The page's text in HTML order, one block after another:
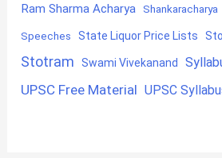
Ram Sharma Acharya Shankaracharya
Speeches State Liquor Price Lists
Stotram Swami Vivekanand
UPSC Free Material UPSC